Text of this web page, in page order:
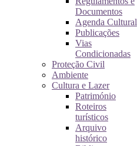
Documentos
Agenda Cultural
Publicações
Vias
Condicionadas
Proteção Civil
Ambiente
Cultura e Lazer
Património
Roteiros
turísticos
Arquivo
histórico